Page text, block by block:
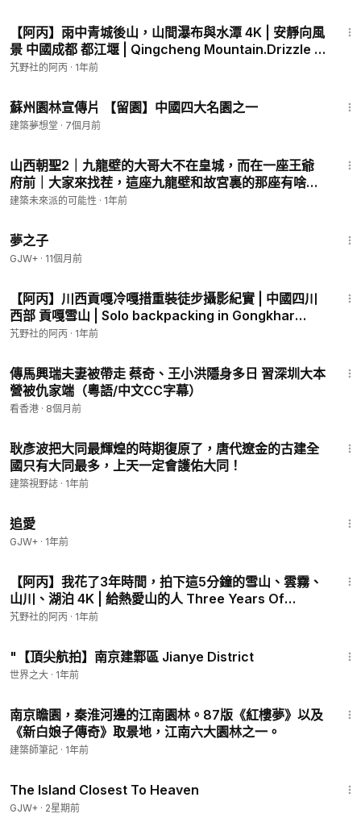
【阿丙】雨中青城後山，山間瀑布與水潭 4K | 安靜向風
景 中國成都 都江堰 | Qingcheng Mountain.Drizzle &
stream.Chengdu,Sichuan,China.
艽野社的阿丙 · 1年前
蘇州園林宣傳片 【留園】中國四大名園之一
建築夢想堂 · 7個月前
山西朝聖2｜九龍壁的大哥大不在皇城，而在一座王爺
府前｜大家來找茬，這座九龍壁和故宮裏的那座有啥不
一樣｜大同九龍壁其實真的蠻耐看的~
建築未來派的可能性 · 1年前
夢之子
GJW+ · 11個月前
【阿丙】川西貢嘎冷嘎措重裝徒步攝影紀實 | 中國四川
西部 貢嘎雪山 | Solo backpacking in Gongkhar
Mount,Sichuan,China.Brynn's photo.
艽野社的阿丙 · 1年前
傳馬興瑞夫妻被帶走 蔡奇、王小洪隱身多日 習深圳大本
營被仇家端（粵語/中文CC字幕）
看香港 · 8個月前
耿彥波把大同最輝煌的時期復原了，唐代遼金的古建全
國只有大同最多，上天一定會護佑大同！
建築視野誌 · 1年前
追愛
GJW+ · 1年前
【阿丙】我花了3年時間，拍下這5分鐘的雪山、雲霧、
山川、湖泊 4K | 給熱愛山的人 Three Years Of
PhotographyIn Sichuan And Tibet, China.
艽野社的阿丙 · 1年前
"【頂尖航拍】南京建鄴區 Jianye District
世界之大 · 1年前
南京瞻園，秦淮河邊的江南園林。87版《紅樓夢》以及
《新白娘子傳奇》取景地，江南六大園林之一。
建築師筆記 · 1年前
The Island Closest To Heaven
GJW+ · 2星期前